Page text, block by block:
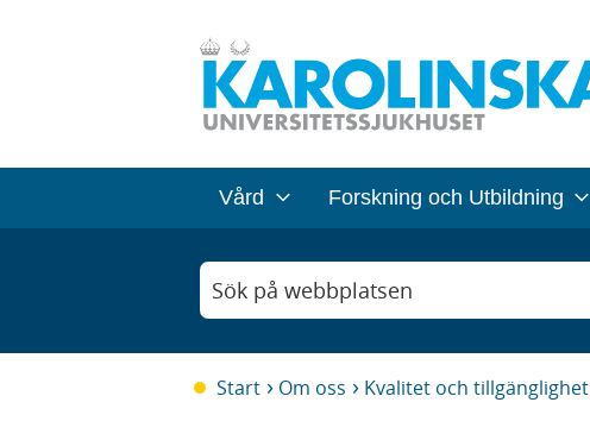
Vård Forskning och Utbildning
Sök på webbplatsen
Start Om oss Kvalitet och tillgänglighet